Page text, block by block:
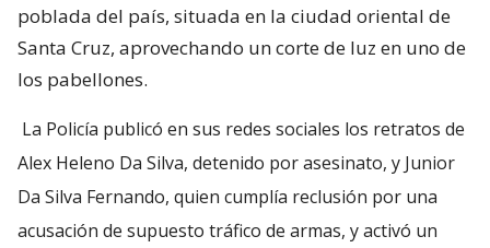
poblada del país, situada en la ciudad oriental de
Santa Cruz, aprovechando un corte de luz en uno de
los pabellones.
La Policía publicó en sus redes sociales los retratos de
Alex Heleno Da Silva, detenido por asesinato, y Junior
Da Silva Fernando, quien cumplía reclusión por una
acusación de supuesto tráfico de armas, y activó un